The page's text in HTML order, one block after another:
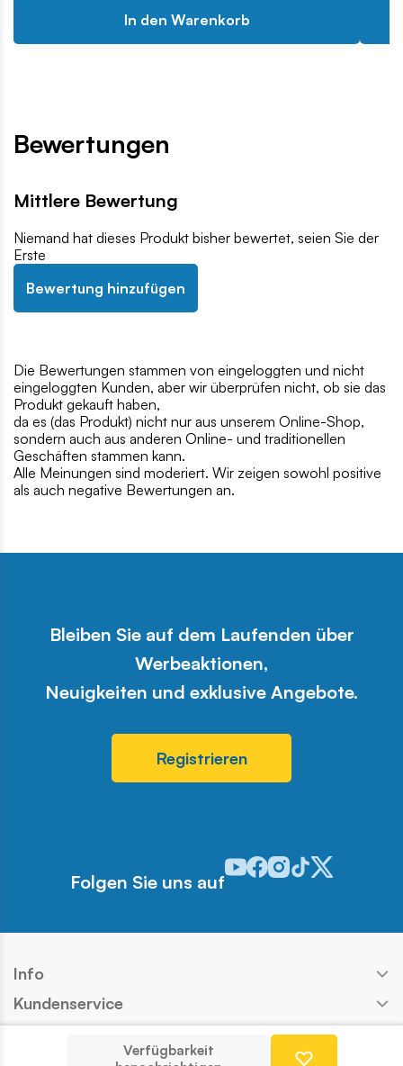
Verfügbarkeit
In den Warenkorb
Bewertungen
Mittlere Bewertung
Niemand hat dieses Produkt bisher bewertet, seien Sie der
Erste
Bewertung hinzufügen
Die Bewertungen stammen von eingeloggten und nicht
eingeloggten Kunden, aber wir überprüfen nicht, ob sie das
Produkt gekauft haben,
da es (das Produkt) nicht nur aus unserem Online-Shop,
sondern auch aus anderen Online- und traditionellen
Geschäften stammen kann.
Alle Meinungen sind moderiert. Wir zeigen sowohl positive
als auch negative Bewertungen an.
Bleiben Sie auf dem Laufenden über
Werbeaktionen,
Neuigkeiten und exklusive Angebote.
Registrieren
Folgen Sie uns auf
Odwiedź nasz profil w
Odwiedź nasz profil w
Odwiedź nasz profil w
Odwiedź nasz
Odwiedź nasz
Info
Kundenservice